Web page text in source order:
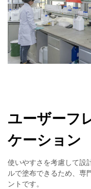
ユーザーフ
ケーション
使いやすさを考慮して設
ルで塗布できるため、専
ントです。